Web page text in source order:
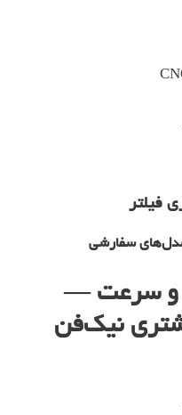
مدل‌های سفارشی
و سرعت —
نیک‌فن